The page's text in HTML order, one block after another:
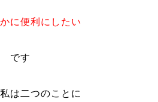
に便利にしたい
です
は二つのことに